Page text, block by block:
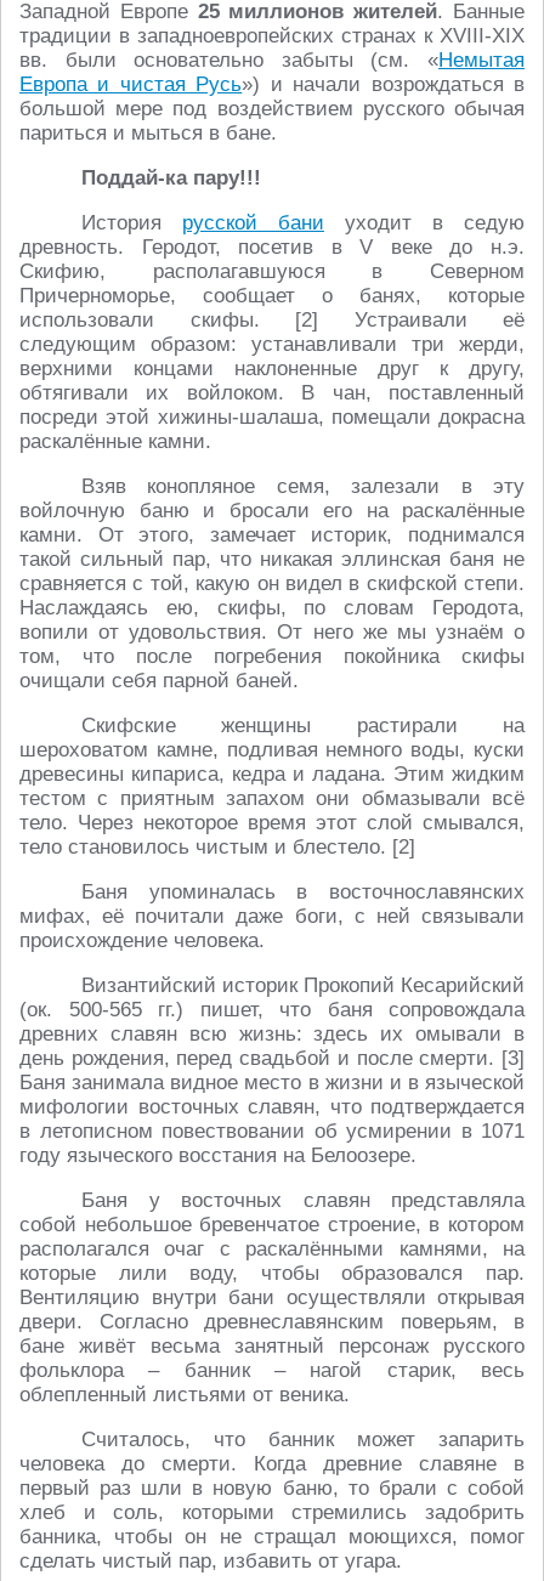
Западной Европе 25 миллионов жителей. Банные
традиции в западноевропейских странах к XVIII-XIX
вв. были основательно забыты (см. «Немытая
Европа и чистая Русь») и начали возрождаться в
большой мере под воздействием русского обычая
париться и мыться в бане.
Поддай-ка пару!!!
История русской бани уходит в седую
древность. Геродот, посетив в V веке до н.э.
Скифию, располагавшуюся в Северном
Причерноморье, сообщает о банях, которые
использовали скифы. [2] Устраивали её
следующим образом: устанавливали три жерди,
верхними концами наклоненные друг к другу,
обтягивали их войлоком. В чан, поставленный
посреди этой хижины-шалаша, помещали докрасна
раскалённые камни.
Взяв конопляное семя, залезали в эту
войлочную баню и бросали его на раскалённые
камни. От этого, замечает историк, поднимался
такой сильный пар, что никакая эллинская баня не
сравняется с той, какую он видел в скифской степи.
Наслаждаясь ею, скифы, по словам Геродота,
вопили от удовольствия. От него же мы узнаём о
том, что после погребения покойника скифы
очищали себя парной баней.
Скифские женщины растирали на
шероховатом камне, подливая немного воды, куски
древесины кипариса, кедра и ладана. Этим жидким
тестом с приятным запахом они обмазывали всё
тело. Через некоторое время этот слой смывался,
тело становилось чистым и блестело. [2]
Баня упоминалась в восточнославянских
мифах, её почитали даже боги, с ней связывали
происхождение человека.
Византийский историк Прокопий Кесарийский
(ок. 500-565 гг.) пишет, что баня сопровождала
древних славян всю жизнь: здесь их омывали в
день рождения, перед свадьбой и после смерти. [3]
Баня занимала видное место в жизни и в языческой
мифологии восточных славян, что подтверждается
в летописном повествовании об усмирении в 1071
году языческого восстания на Белоозере.
Баня у восточных славян представляла
собой небольшое бревенчатое строение, в котором
располагался очаг с раскалёнными камнями, на
которые лили воду, чтобы образовался пар.
Вентиляцию внутри бани осуществляли открывая
двери. Согласно древнеславянским поверьям, в
бане живёт весьма занятный персонаж русского
фольклора – банник – нагой старик, весь
облепленный листьями от веника.
Считалось, что банник может запарить
человека до смерти. Когда древние славяне в
первый раз шли в новую баню, то брали с собой
хлеб и соль, которыми стремились задобрить
банника, чтобы он не стращал моющихся, помог
сделать чистый пар, избавить от угара.